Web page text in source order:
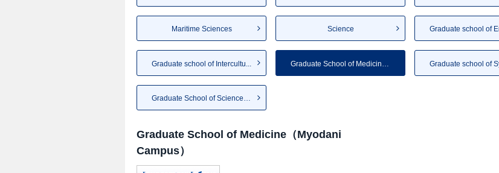
Maritime Sciences Science
Graduate school of Intercultu...
Graduate School of Science, T...
Graduate School of Medicine（Myodani
Campus）